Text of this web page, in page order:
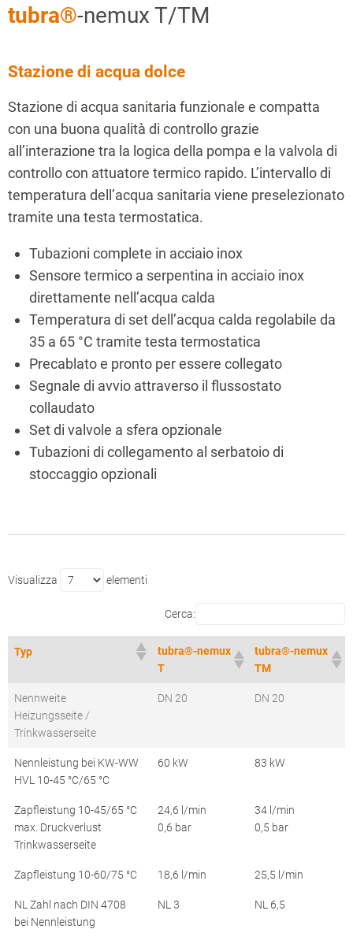
tubra®-nemux T/TM
Stazione di acqua dolce
Stazione di acqua sanitaria funzionale e compatta
con una buona qualità di controllo grazie
all’interazione tra la logica della pompa e la valvola di
controllo con attuatore termico rapido. L’intervallo di
temperatura dell’acqua sanitaria viene preselezionato
tramite una testa termostatica.
Tubazioni complete in acciaio inox
Sensore termico a serpentina in acciaio inox
direttamente nell’acqua calda
Temperatura di set dell’acqua calda regolabile da
35 a 65 °C tramite testa termostatica
Precablato e pronto per essere collegato
Segnale di avvio attraverso il flussostato
collaudato
Set di valvole a sfera opzionale
Tubazioni di collegamento al serbatoio di
stoccaggio opzionali
Visualizza elementi
Cerca:
Typ
tubra®-nemux
T
tubra®-nemux
TM
Nennweite
Heizungsseite /
Trinkwasserseite
DN 20 DN 20
Nennleistung bei KW-WW
HVL 10-45 °C/65 °C
60 kW 83 kW
Zapfleistung 10-45/65 °C
max. Druckverlust
Trinkwasserseite
24,6 l/min
0,6 bar
34 l/min
0,5 bar
Zapfleistung 10-60/75 °C 18,6 l/min 25,5 l/min
NL Zahl nach DIN 4708
bei Nennleistung
NL 3 NL 6,5